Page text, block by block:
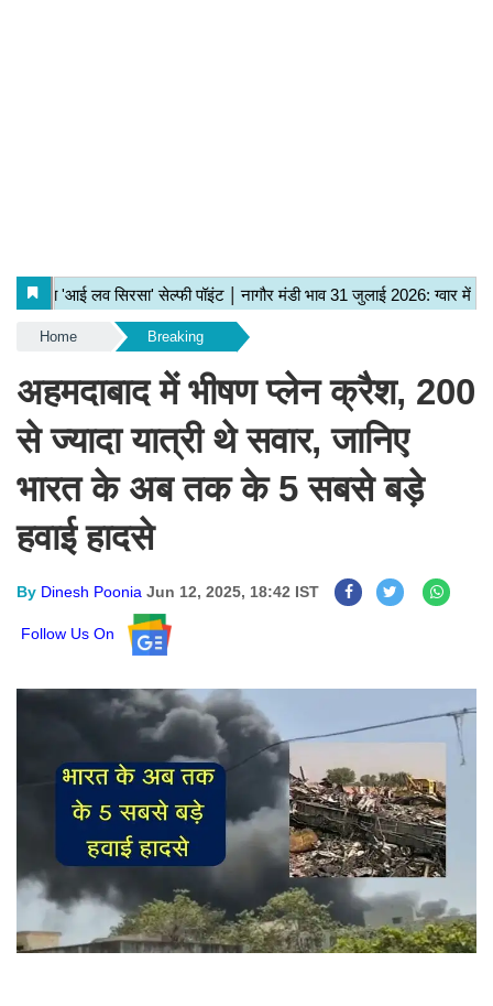
Home Breaking
अहमदाबाद में भीषण प्लेन क्रैश, 200
से ज्यादा यात्री थे सवार, जानिए
भारत के अब तक के 5 सबसे बड़े
हवाई हादसे
By Dinesh Poonia Jun 12, 2025, 18:42 IST
Follow Us On